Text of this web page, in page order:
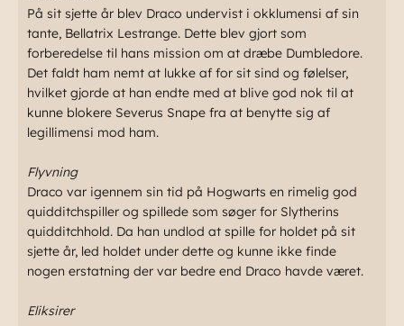
På sit sjette år blev Draco undervist i okklumensi af sin
tante, Bellatrix Lestrange. Dette blev gjort som
forberedelse til hans mission om at dræbe Dumbledore.
Det faldt ham nemt at lukke af for sit sind og følelser,
hvilket gjorde at han endte med at blive god nok til at
kunne blokere Severus Snape fra at benytte sig af
legillimensi mod ham.
Flyvning
Draco var igennem sin tid på Hogwarts en rimelig god
quidditchspiller og spillede som søger for Slytherins
quidditchhold. Da han undlod at spille for holdet på sit
sjette år, led holdet under dette og kunne ikke finde
nogen erstatning der var bedre end Draco havde været.
Eliksirer